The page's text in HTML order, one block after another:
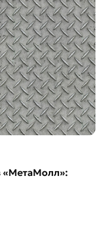
«МетаМолл»: